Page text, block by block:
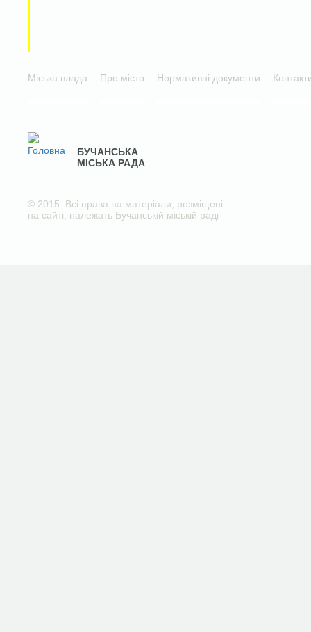
Міська влада Про місто Нормативні документи
БУЧАНСЬКА
МІСЬКА РАДА
© 2015. Всі права на матеріали, розміщені
на сайті, належать Бучанській міській раді